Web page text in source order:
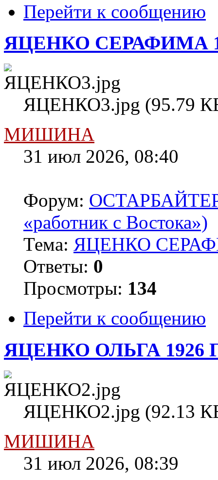
Перейти к сообщению
ЯЦЕНКО СЕРАФИМА
ЯЦЕНКО3.jpg (95.79
МИШИНА
31 июл 2026, 08:40
Форум:
«работник с Востока»)
Тема: ЯЦЕНКО
Ответы: 0
Просмотры: 134
Перейти к сообщению
ЯЦЕНКО ОЛЬГА 1926
ЯЦЕНКО2.jpg (92.13
МИШИНА
31 июл 2026, 08:39